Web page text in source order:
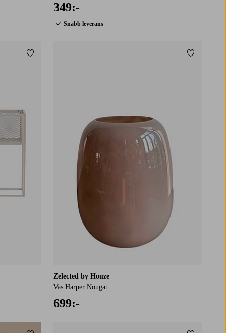
349:-
Snabb leverans
Lägg till i favoriter
Zelected by Houze
Vas Harper Nougat
699:-
Lägg till i